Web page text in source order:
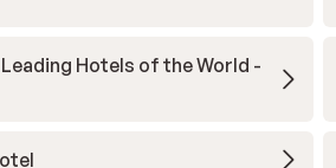
Hotels of the World -